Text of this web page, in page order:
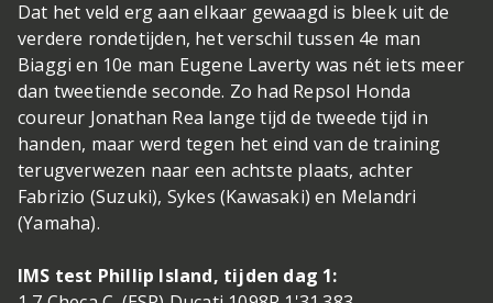
Dat het veld erg aan elkaar gewaagd is bleek uit de
verdere rondetijden, het verschil tussen 4e man
Biaggi en 10e man Eugene Laverty was nét iets meer
dan tweetiende seconde. Zo had Repsol Honda
coureur Jonathan Rea lange tijd de tweede tijd in
handen, maar werd tegen het eind van de training
terugverwezen naar een achtste plaats, achter
Fabrizio (Suzuki), Sykes (Kawasaki) en Melandri
(Yamaha).
IMS test Phillip Island, tijden dag 1: